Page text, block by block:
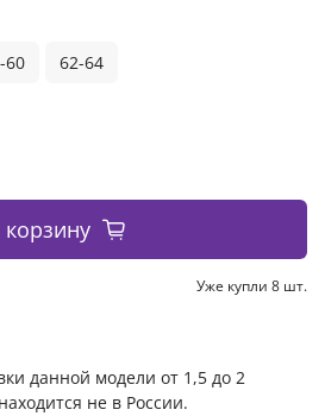
60 62-64
корзину
Уже купли 8 шт.
данной модели от 1,5 до 2
не в России.